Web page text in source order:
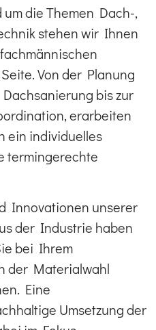
die Themen Dach-,
stehen wir Ihnen
Von der Planung
bis zur
erarbeiten
ein individuelles
termingerechte
Innovationen unserer
der Industrie haben
bei Ihrem
der Materialwahl
Eine
Umsetzung der